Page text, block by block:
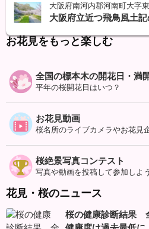
大阪府南河内郡河南町大字
大阪府立近つ飛鳥風土記
お花見をもっと楽しむ
全国の標本木の開花日・満
平年の桜開花日はいつ？
お花見動画
桜名所のライブカメラやお花見
桜絶景写真コンテスト
写真や動画を投稿して参加しよ
花見・桜のニュース
桜の健康診断結果